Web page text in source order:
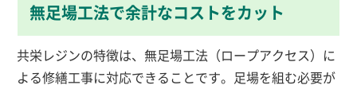
無足場工法で余計なコストをカット
共栄レジンの特徴は、無足場工法（ロープアクセス）に
よる修繕工事に対応できることです。足場を組む必要が